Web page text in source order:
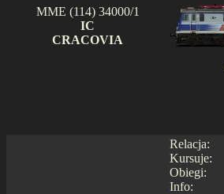
MME (114) 34000/1
IC
CRACOVIA
Relacja:
Kursuje:
Obiegi:
Info: